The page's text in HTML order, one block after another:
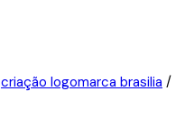
criação logomarca brasilia /